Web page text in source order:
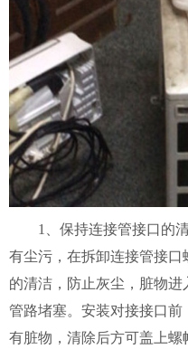
1、保持连接管接口的清
有尘污，在拆卸连接管接
的清洁，防止灰尘，脏物
管路堵塞。安装对接接口
有脏物，清除后方可盖上